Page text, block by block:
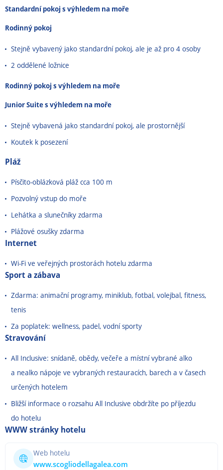
Standardní pokoj s výhledem na moře
Rodinný pokoj
Stejně vybavený jako standardní pokoj, ale je až pro 4 osoby
2 oddělené ložnice
Rodinný pokoj s výhledem na moře
Junior Suite s výhledem na moře
Stejně vybavená jako standardní pokoj, ale prostornější
Koutek k posezení
Pláž
Písčito-oblázková pláž cca 100 m
Pozvolný vstup do moře
Lehátka a slunečníky zdarma
Plážové osušky zdarma
Internet
Wi-Fi ve veřejných prostorách hotelu zdarma
Sport a zábava
Zdarma: animační programy, miniklub, fotbal, volejbal, fitness,
tenis
Za poplatek: wellness, padel, vodní sporty
Stravování
All Inclusive: snídaně, obědy, večeře a místní vybrané alko
a nealko nápoje ve vybraných restauracích, barech a v časech
určených hotelem
Bližší informace o rozsahu All Inclusive obdržíte po příjezdu
do hotelu
WWW stránky hotelu
Web hotelu
www.scogliodellagalea.com